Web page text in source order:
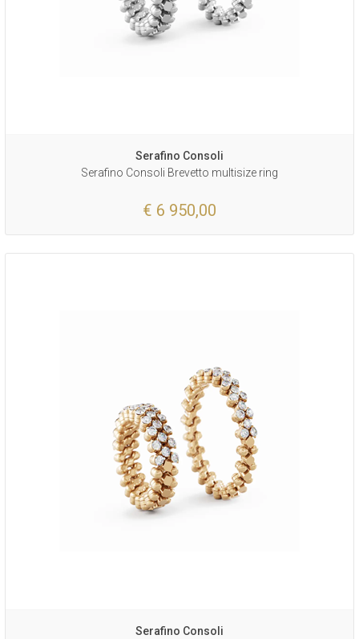
Serafino Consoli
Serafino Consoli Brevetto multisize ring
€ 6 950,00
Serafino Consoli